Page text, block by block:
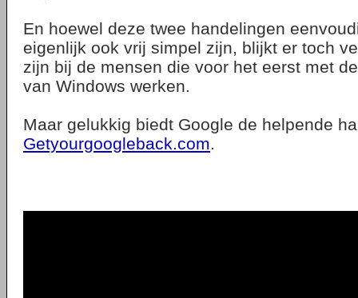
En hoewel deze twee handelingen
eigenlijk ook vrij simpel zijn, blijkt er toch
zijn bij de mensen die voor het eerst met
van Windows werken.
Maar gelukkig biedt Google de helpende
Getyourgoogleback.com.